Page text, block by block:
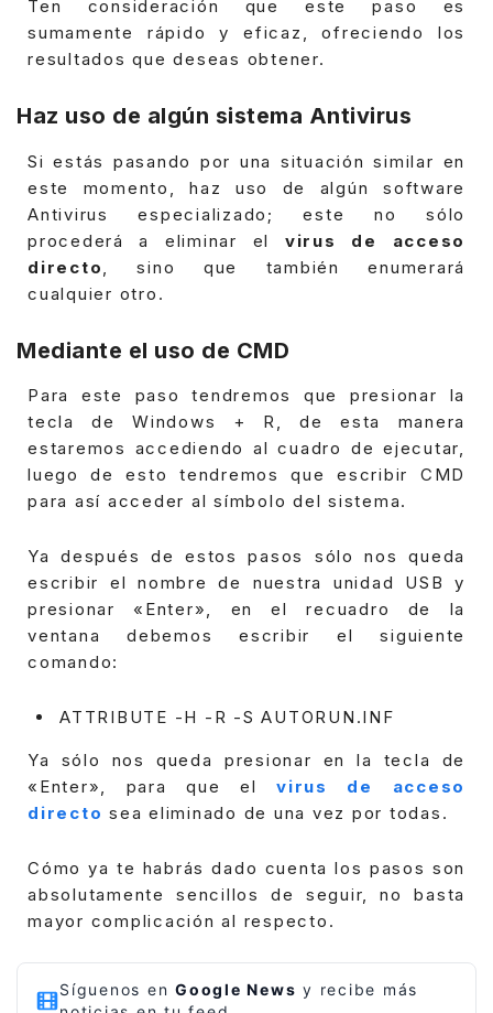
Ten consideración que este paso es
sumamente rápido y eficaz, ofreciendo los
resultados que deseas obtener.
Haz uso de algún sistema Antivirus
Si estás pasando por una situación similar en
este momento, haz uso de algún software
Antivirus especializado; este no sólo
procederá a eliminar el virus de acceso
directo
, sino que también enumerará
cualquier otro.
Mediante el uso de CMD
Para este paso tendremos que presionar la
tecla de Windows + R, de esta manera
estaremos accediendo al cuadro de ejecutar,
luego de esto tendremos que escribir CMD
para así acceder al símbolo del sistema.
Ya después de estos pasos sólo nos queda
escribir el nombre de nuestra unidad USB y
presionar «Enter», en el recuadro de la
ventana debemos escribir el siguiente
comando:
ATTRIBUTE -H -R -S AUTORUN.INF
Ya sólo nos queda presionar en la tecla de
«Enter», para que elvirus de acceso
directo sea eliminado de una vez por todas.
Cómo ya te habrás dado cuenta los pasos son
absolutamente sencillos de seguir, no basta
mayor complicación al respecto.
Síguenos en Google News y recibe más